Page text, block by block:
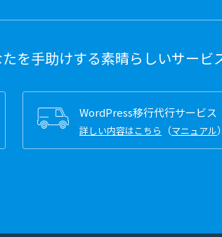
を手助けする素晴らしいサービ
WordPress移行代行サービス
詳しい内容はこちら （マニュアル）